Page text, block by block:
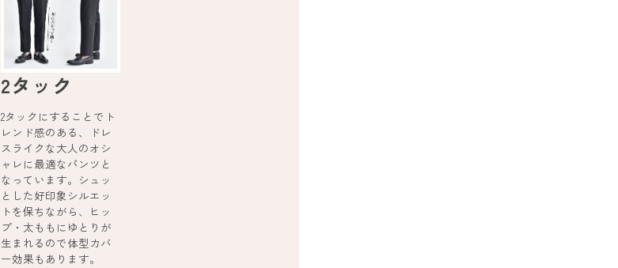
2タック
2タックにすることでト
レンド感のある、ドレ
スライクな大人のオシ
ャレに最適なパンツと
なっています。シュッ
とした好印象シルエッ
トを保ちながら、ヒッ
プ・太ももにゆとりが
生まれるので体型カバ
ー効果もあります。